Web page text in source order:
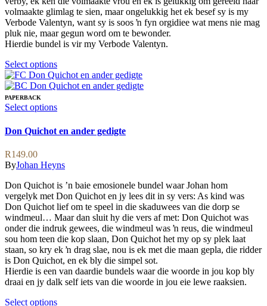
product
page
volmaakte glimlag te sien, maar ongelukkig het ek besef sy is my
Verbode Valentyn, want sy is soos ŉ fyn orgidiee wat mens nie mag
pluk nie, maar gegun word om te bewonder.
Hierdie bundel is vir my Verbode Valentyn.
Select optionsThis
product
has
variants.
options
may
on
the
product
page
PAPERBACK
Select optionsThis
has
multiple
options
may
be
chosen
on
the
product
page
Don Quichot en ander gedigte
R149.00
ByJohan Heyns
Don Quichot is ’n baie emosionele bundel waar Johan hom
vergelyk met Don Quichot en jy lees dit in sy vers: As kind was
Don Quichot lief om te speel in die skaduwees van die dorp se
windmeul… Maar dan sluit hy die vers af met: Don Quichot was
onder die indruk gewees, die windmeul was ŉ reus, die windmeul
sou hom teen die kop slaan, Don Quichot het my op sy plek laat
staan, so kry ek ŉ drag slae, nou is ek met die maan gepla, die ridder
is Don Quichot, en ek bly die simpel sot.
Hierdie is een van daardie bundels waar die woorde in jou kop bly
draai en jy dalk self iets van die woorde in jou eie lewe raaksien.
Select optionsThis